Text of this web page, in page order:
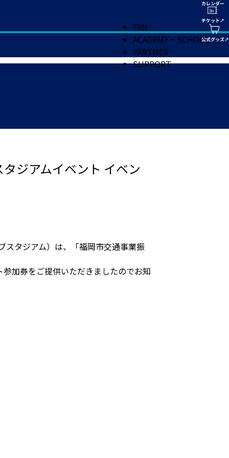
FAN
ACADEMY・SCHOOL
PARTNER
SUPPORT
ジアムイベント イベン
スタジアム）は、「福岡市交通事業振
加券をご提供いただきましたのでお知